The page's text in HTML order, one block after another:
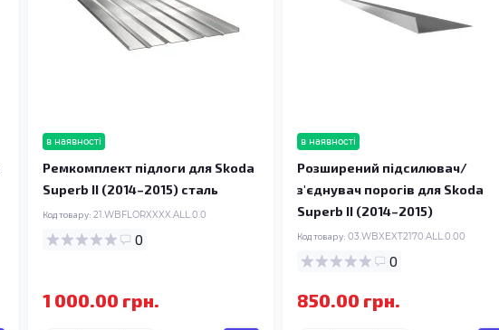
в наявності
Ремкомплект підлоги для Skoda
Superb II (2014–2015) сталь
Код товару: 21.WBFLORXXXX.ALL.0.0
0
1 000.00 грн.
в наявності
Розширений підсилювач/
з'єднувач порогів для Skoda
Superb II (2014–2015)
Код товару: 03.WBXEXT2170.ALL.0.00
0
850.00 грн.